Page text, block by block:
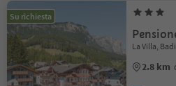
Su richiesta
La Villa,
2.8 km